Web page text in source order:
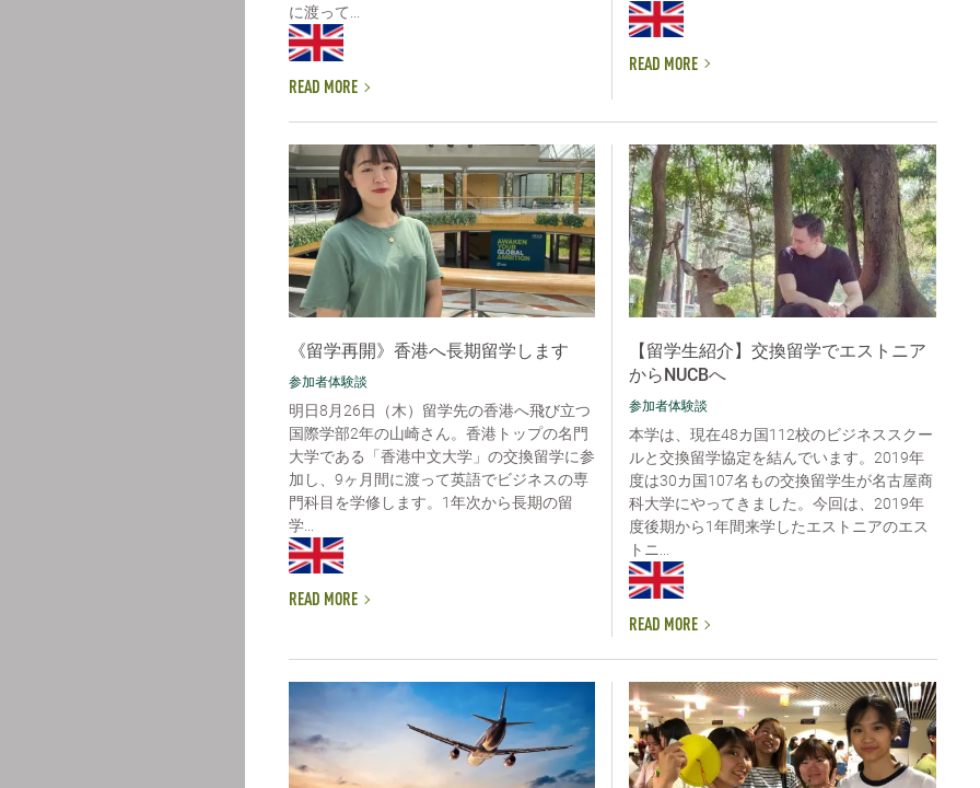
に渡って...
READ MORE
READ MORE
《留学再開》香港へ長期留学します
参加者体験談
明日8月26日（木）留学先の香港へ飛び立つ
国際学部2年の山崎さん。香港トップの名門
大学である「香港中文大学」の交換留学に参
加し、9ヶ月間に渡って英語でビジネスの専
門科目を学修します。1年次から長期の留
学...
READ MORE
【留学生紹介】交換留学でエストニア
からNUCBへ
参加者体験談
本学は、現在48カ国112校のビジネススクー
ルと交換留学協定を結んでいます。2019年
度は30カ国107名もの交換留学生が名古屋商
科大学にやってきました。今回は、2019年
度後期から1年間来学したエストニアのエス
トニ...
READ MORE